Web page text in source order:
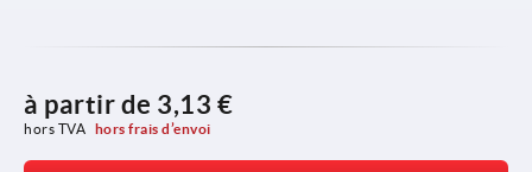
à partir de 3,13 €
hors TVA hors frais d’envoi